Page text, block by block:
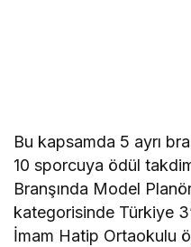
Bu kapsamda 5 ayrı
10 sporcuya ödül
Branşında Model
kategorisinde Türkiye
İmam Hatip Ortaokulu